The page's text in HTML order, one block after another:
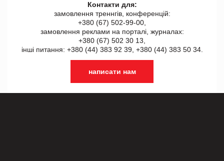
Контакти для:
замовлення треннгів, конференцій:
+380 (67) 502-99-00,
замовлення реклами на порталі, журналах:
+380 (67) 502 30 13,
інші питання: +380 (44) 383 92 39, +380 (44) 383 50 34.
написати нам